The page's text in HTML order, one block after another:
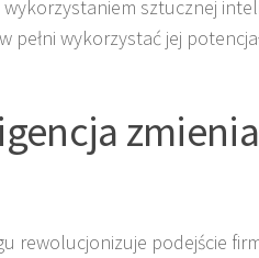
sztucznej
wykorzystać jej
zmienia
rewolucjonizuje podejście